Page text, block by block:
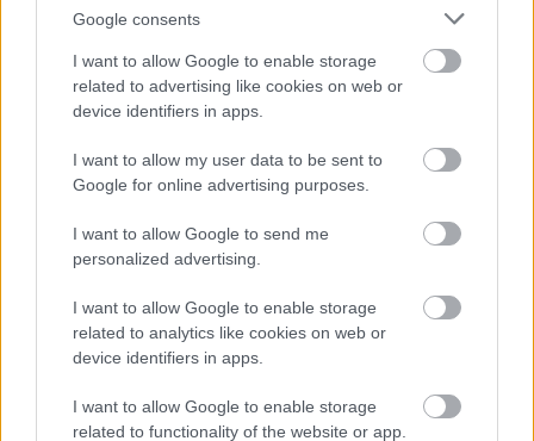
Google consents
I want to allow Google to enable storage
related to advertising like cookies on web or
device identifiers in apps.
I want to allow my user data to be sent to
Google for online advertising purposes.
I want to allow Google to send me
personalized advertising.
I want to allow Google to enable storage
related to analytics like cookies on web or
device identifiers in apps.
I want to allow Google to enable storage
related to functionality of the website or app.
spisuje się klubIzolator Boguchwała
IV liga podkarpacka - sytuacja w tabeli
Przed meczami 34. kolejki - IV liga podkarpacka gospodarze (Bieszczady
Ustrzyki Dolne) zajmują16. miejsce
Poniżej znajdziesz także ostatnie mecze obu drużyn oraz statystyki
bramkowe.
Bieszczady Ustrzyki Dolne vs. Izolator Boguchwała - relacja,
wynik na żywo, transmisja
Wynik meczu Bieszczady Ustrzyki Dolne - Izolator Boguchwała znajdziesz
na naszej stronie zaraz po jego zakończeniu. Jeżeli szukasz informacji
meczowych, zajrzyj tutaj:Bieszczady Ustrzyki Dolne vs. Izolator
Boguchwała - wynik, składy, strzelcy
Jeżeli w internecie lub TV dostępna jest
Bieszczady Ustrzyki Dolne vs. Izolator Boguchwałaalbo innych
spotkań IV liga podkarpacka na pewno znajdziesz takie informacje na
naszym portalu. Możliwe jednak, że nigdzie nie pojawi się stream online z